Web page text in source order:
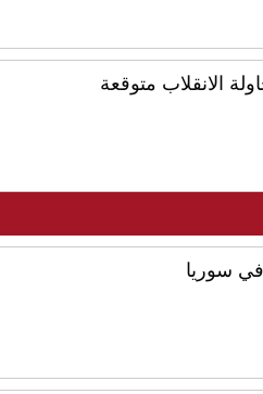
الانقلاب متوقعة
في سوريا